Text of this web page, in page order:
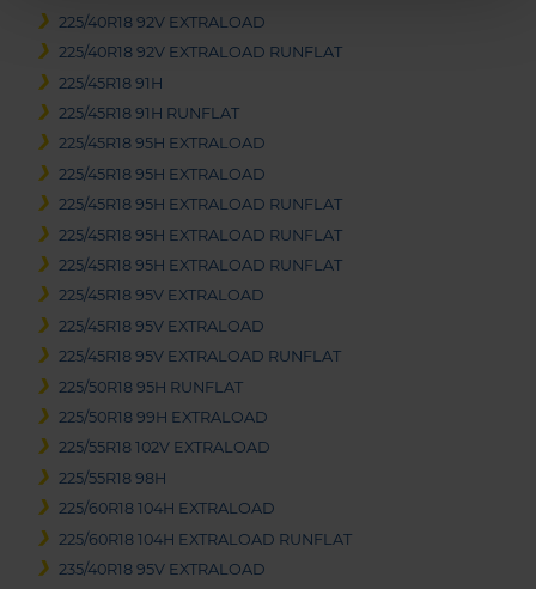
225/40R18 92V EXTRALOAD
225/40R18 92V EXTRALOAD RUNFLAT
225/45R18 91H
225/45R18 91H RUNFLAT
225/45R18 95H EXTRALOAD
225/45R18 95H EXTRALOAD
225/45R18 95H EXTRALOAD RUNFLAT
225/45R18 95H EXTRALOAD RUNFLAT
225/45R18 95H EXTRALOAD RUNFLAT
225/45R18 95V EXTRALOAD
225/45R18 95V EXTRALOAD
225/45R18 95V EXTRALOAD RUNFLAT
225/50R18 95H RUNFLAT
225/50R18 99H EXTRALOAD
225/55R18 102V EXTRALOAD
225/55R18 98H
225/60R18 104H EXTRALOAD
225/60R18 104H EXTRALOAD RUNFLAT
235/40R18 95V EXTRALOAD